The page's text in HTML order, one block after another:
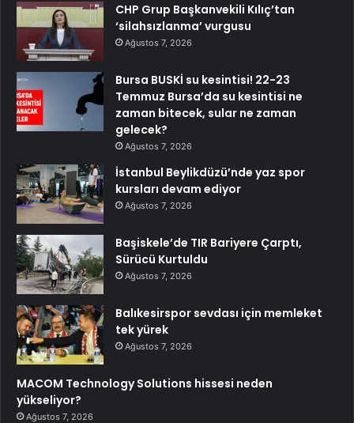
CHP Grup Başkanvekili Kılıç’tan
‘silahsızlanma’ vurgusu
Ağustos 7, 2026
Bursa BUSKİ su kesintisi! 22-23
Temmuz Bursa’da su kesintisi ne
zaman bitecek, sular ne zaman
gelecek?
Ağustos 7, 2026
İstanbul Beylikdüzü’nde yaz spor
kursları devam ediyor
Ağustos 7, 2026
Başiskele’de TIR Bariyere Çarptı,
Sürücü Kurtuldu
Ağustos 7, 2026
Balıkesirspor sevdası için memleket
tek yürek
Ağustos 7, 2026
MACOM Technology Solutions hissesi neden
yükseliyor?
Ağustos 7, 2026